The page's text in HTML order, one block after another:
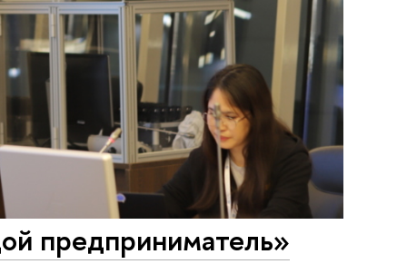
предприниматель»